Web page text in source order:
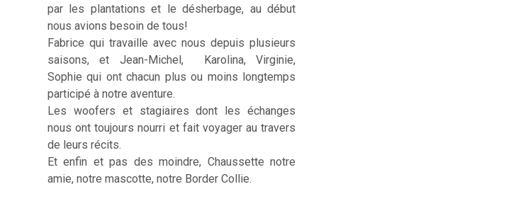
par les plantations et le désherbage, au début
nous avions besoin de tous!
Fabrice qui travaille avec nous depuis plusieurs
saisons, et Jean-Michel, Karolina, Virginie,
Sophie qui ont chacun plus ou moins longtemps
participé à notre aventure.
Les woofers et stagiaires dont les échanges
nous ont toujours nourri et fait voyager au travers
de leurs récits.
Et enfin et pas des moindre, Chaussette notre
amie, notre mascotte, notre Border Collie.